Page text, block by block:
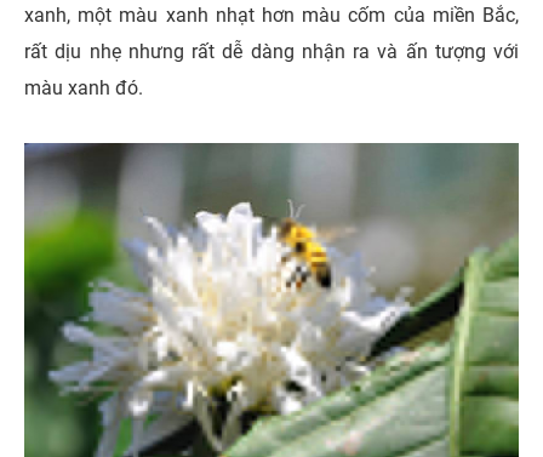
xanh, một màu xanh nhạt hơn màu cốm của miền Bắc,
rất dịu nhẹ nhưng rất dễ dàng nhận ra và ấn tượng với
màu xanh đó.